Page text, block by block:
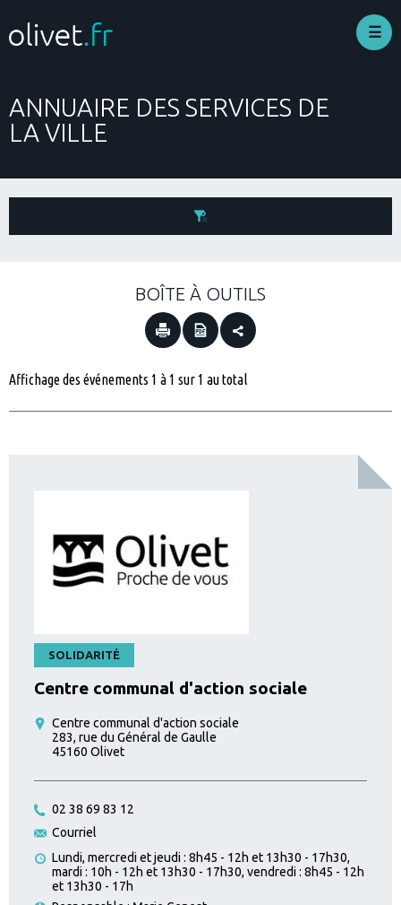
contenu
principal
ANNUAIRE DES SERVICES DE
LA VILLE
Thématique:
BOÎTE À OUTILS
Affichage des événements 1 à 1 sur 1 au total
SOLIDARITÉ
Centre communal d'action sociale
Centre communal d'action sociale
283, rue du Général de Gaulle
45160 Olivet
02 38 69 83 12
Courriel
Lundi, mercredi et jeudi : 8h45 - 12h et 13h30 - 17h30,
mardi : 10h - 12h et 13h30 - 17h30, vendredi : 8h45 - 12h
et 13h30 - 17h